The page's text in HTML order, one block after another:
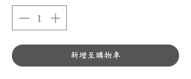
新增至購物車